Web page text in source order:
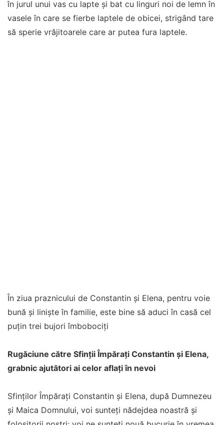
în jurul unui vas cu lapte și bat cu linguri noi de lemn în
vasele în care se fierbe laptele de obicei, strigând tare
să sperie vrăjitoarele care ar putea fura laptele.
În ziua praznicului de Constantin și Elena, pentru voie
bună și liniște în familie, este bine să aduci în casă cel
puțin trei bujori îmbobociți
Rugăciune către Sfinţii Împăraţi Constantin şi Elena,
grabnic ajutători ai celor aflaţi în nevoi
Sfinţilor Împăraţi Constantin şi Elena, după Dumnezeu
şi Maica Domnului, voi sunteţi nădejdea noastră şi